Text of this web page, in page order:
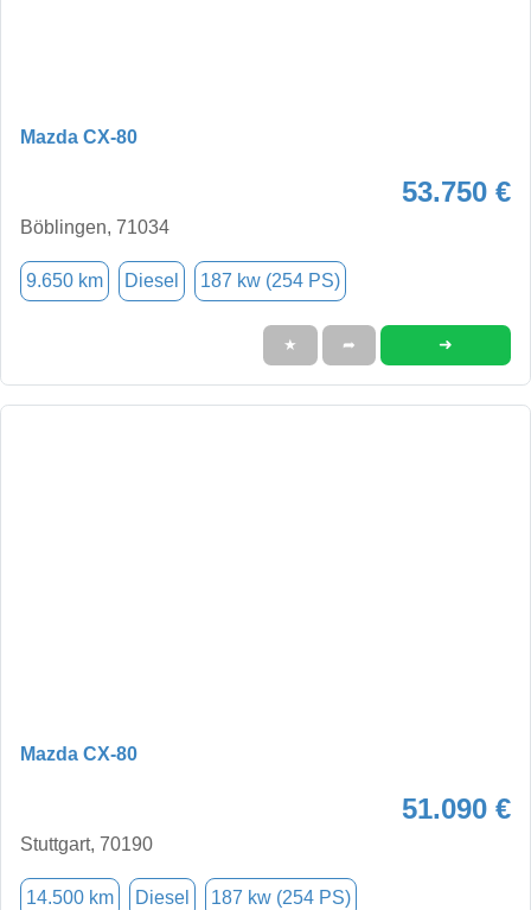
Mazda CX-80
53.750 €
Böblingen, 71034
9.650 km Diesel 187 kw (254 PS)
★ ➦ ➜
Mazda CX-80
51.090 €
Stuttgart, 70190
14.500 km Diesel 187 kw (254 PS)